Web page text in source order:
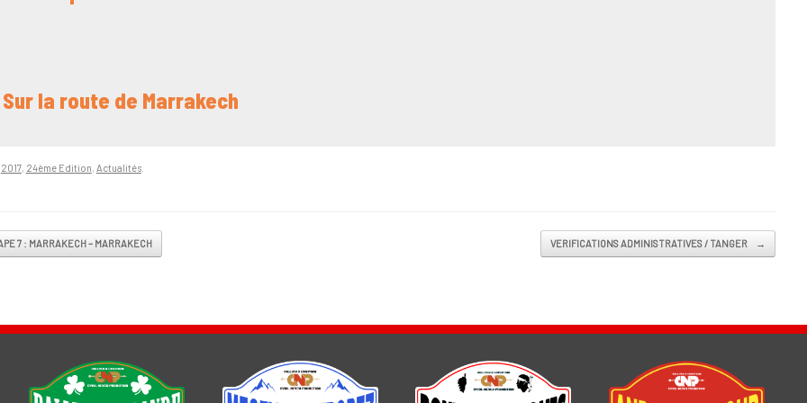
la route de Marrakech
2017, 24ème Edition, Actualités.
7 : MARRAKECH – MARRAKECH VERIFICATIONS ADMINISTRATIVES / TANGER →